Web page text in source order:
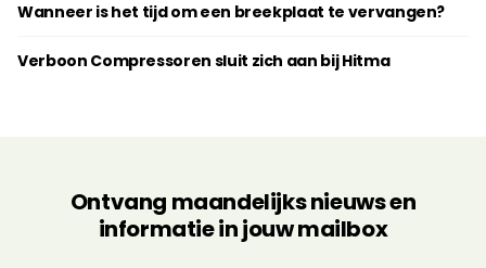
Wanneer is het tijd om een breekplaat te vervangen?
Verboon Compressoren sluit zich aan bij Hitma
Ontvang maandelijks nieuws en
informatie in jouw mailbox